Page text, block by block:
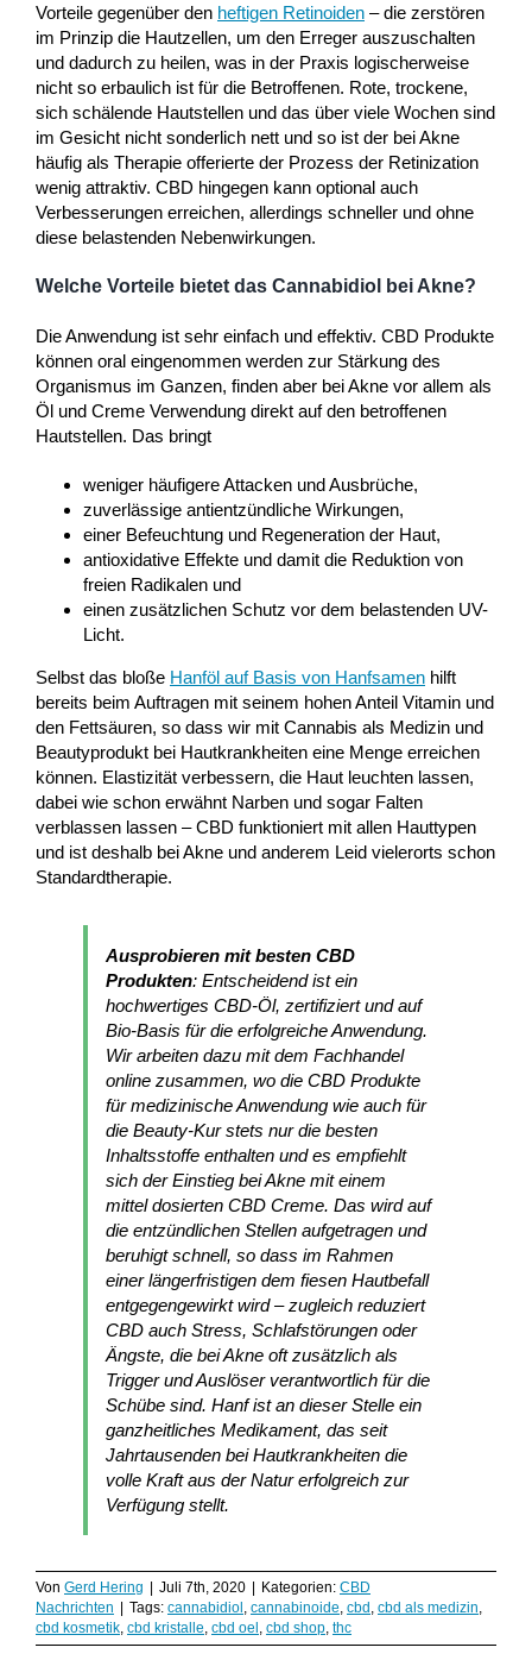
Vorteile gegenüber den heftigen Retinoiden – die zerstören
im Prinzip die Hautzellen, um den Erreger auszuschalten
und dadurch zu heilen, was in der Praxis logischerweise
nicht so erbaulich ist für die Betroffenen. Rote, trockene,
sich schälende Hautstellen und das über viele Wochen sind
im Gesicht nicht sonderlich nett und so ist der bei Akne
häufig als Therapie offerierte der Prozess der Retinization
wenig attraktiv. CBD hingegen kann optional auch
Verbesserungen erreichen, allerdings schneller und ohne
diese belastenden Nebenwirkungen.
Welche Vorteile bietet das Cannabidiol bei Akne?
Die Anwendung ist sehr einfach und effektiv. CBD Produkte
können oral eingenommen werden zur Stärkung des
Organismus im Ganzen, finden aber bei Akne vor allem als
Öl und Creme Verwendung direkt auf den betroffenen
Hautstellen. Das bringt
weniger häufigere Attacken und Ausbrüche,
zuverlässige antientzündliche Wirkungen,
einer Befeuchtung und Regeneration der Haut,
antioxidative Effekte und damit die Reduktion von
freien Radikalen und
einen zusätzlichen Schutz vor dem belastenden UV-
Licht.
Selbst das bloße Hanföl auf Basis von Hanfsamen hilft
bereits beim Auftragen mit seinem hohen Anteil Vitamin und
den Fettsäuren, so dass wir mit Cannabis als Medizin und
Beautyprodukt bei Hautkrankheiten eine Menge erreichen
können. Elastizität verbessern, die Haut leuchten lassen,
dabei wie schon erwähnt Narben und sogar Falten
verblassen lassen – CBD funktioniert mit allen Hauttypen
und ist deshalb bei Akne und anderem Leid vielerorts schon
Standardtherapie.
Ausprobieren mit besten CBD
Produkten: Entscheidend ist ein
hochwertiges CBD-Öl, zertifiziert und auf
Bio-Basis für die erfolgreiche Anwendung.
Wir arbeiten dazu mit dem Fachhandel
online zusammen, wo die CBD Produkte
für medizinische Anwendung wie auch für
die Beauty-Kur stets nur die besten
Inhaltsstoffe enthalten und es empfiehlt
sich der Einstieg bei Akne mit einem
mittel dosierten CBD Creme. Das wird auf
die entzündlichen Stellen aufgetragen und
beruhigt schnell, so dass im Rahmen
einer längerfristigen dem fiesen Hautbefall
entgegengewirkt wird – zugleich reduziert
CBD auch Stress, Schlafstörungen oder
Ängste, die bei Akne oft zusätzlich als
Trigger und Auslöser verantwortlich für die
Schübe sind. Hanf ist an dieser Stelle ein
ganzheitliches Medikament, das seit
Jahrtausenden bei Hautkrankheiten die
volle Kraft aus der Natur erfolgreich zur
Verfügung stellt.
Von Gerd Hering Juli 7th, 2020 Kategorien: CBD
Nachrichten
Tags: cannabidiol , cannabinoide, cbd , cbd als medizin,
cbd kosmetik, cbd kristalle, cbd oel , cbd shop, thc